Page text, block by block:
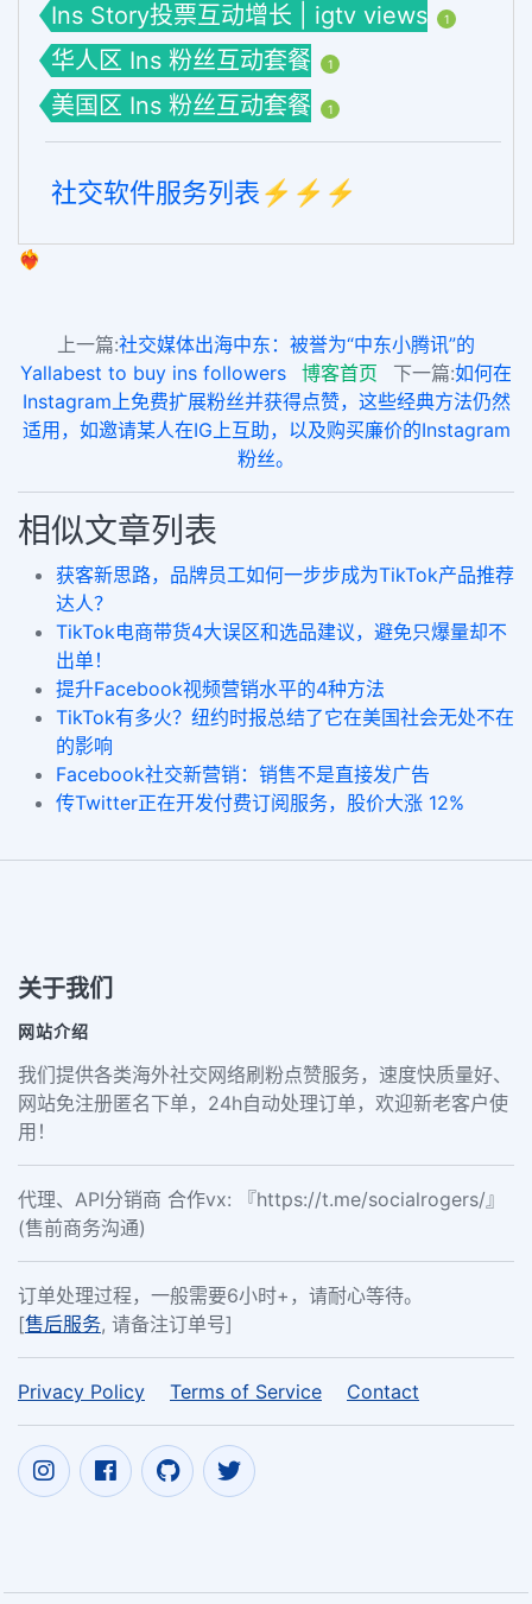
Ins Story投票互动增长 | igtv views 1
华人区 Ins 粉丝互动套餐 1
美国区 Ins 粉丝互动套餐 1
社交软件服务列表⚡️⚡️⚡️
❤️‍🔥
上一篇:社交媒体出海中东：被誉为“中东小腾讯”的
Yallabest to buy ins followers
博客首页 下一篇:如何在
Instagram上免费扩展粉丝并获得点赞，这些经典方法仍然
适用，如邀请某人在IG上互助，以及购买廉价的Instagram
粉丝。
相似文章列表
获客新思路，品牌员工如何一步步成为TikTok产品推荐
达人？
TikTok电商带货4大误区和选品建议，避免只爆量却不
出单！
提升Facebook视频营销水平的4种方法
TikTok有多火？纽约时报总结了它在美国社会无处不在
的影响
Facebook社交新营销：销售不是直接发广告
传Twitter正在开发付费订阅服务，股价大涨 12%
关于我们
网站介绍
我们提供各类海外社交网络刷粉点赞服务，速度快质量好、
网站免注册匿名下单，24h自动处理订单，欢迎新老客户使
用！
代理、API分销商 合作vx: 『https://t.me/socialrogers/』
(售前商务沟通)
订单处理过程，一般需要6小时+，请耐心等待。
[售后服务, 请备注订单号]
Privacy Policy Terms of Service Contact